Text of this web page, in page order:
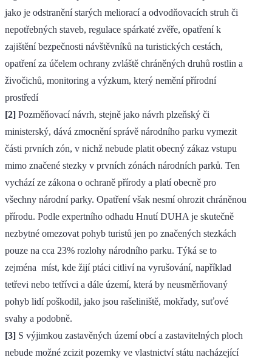
jako je odstranění starých meliorací a odvodňovacích struh či
nepotřebných staveb, regulace spárkaté zvěře, opatření k
zajištění bezpečnosti návštěvníků na turistických cestách,
opatření za účelem ochrany zvláště chráněných druhů rostlin a
živočichů, monitoring a výzkum, který nemění přírodní
prostředí
[2] Pozměňovací návrh, stejně jako návrh plzeňský či
ministerský, dává zmocnění správě národního parku vymezit
části prvních zón, v nichž nebude platit obecný zákaz vstupu
mimo značené stezky v prvních zónách národních parků. Ten
vychází ze zákona o ochraně přírody a platí obecně pro
všechny národní parky. Opatření však nesmí ohrozit chráněnou
přírodu. Podle expertního odhadu Hnutí DUHA je skutečně
nezbytné omezovat pohyb turistů jen po značených stezkách
pouze na cca 23% rozlohy národního parku. Týká se to
zejména míst, kde žijí ptáci citliví na vyrušování, například
tetřevi nebo tetřívci a dále území, která by neusměrňovaný
pohyb lidí poškodil, jako jsou rašeliniště, mokřady, suťové
svahy a podobně.
[3] S výjimkou zastavěných území obcí a zastavitelných ploch
nebude možné zcizit pozemky ve vlastnictví státu nacházející